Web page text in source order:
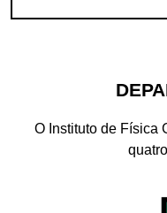
O Instituto de Física